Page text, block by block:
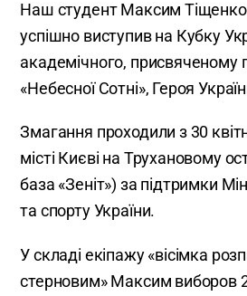
Наш студент Максим
успішно виступив на Кубку
академічного, присвяченому
«Небесної Сотні», Героя
Змагання проходили з 30
місті Києві на Трухановому
база «Зеніт») за підтримки
та спорту України.
У складі екіпажу «вісімка
стерновим» Максим виборов